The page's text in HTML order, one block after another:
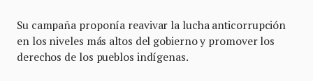
Su campaña proponía reavivar la lucha anticorrupción
en los niveles más altos del gobierno y promover los
derechos de los pueblos indígenas.